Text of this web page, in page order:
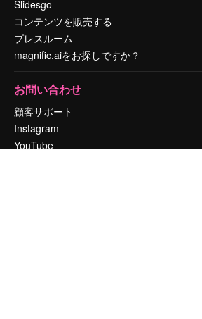
Slidesgo
コンテンツを販売する
プレスルーム
magnific.aiをお探しですか？
お問い合わせ
顧客サポート
Instagram
YouTube